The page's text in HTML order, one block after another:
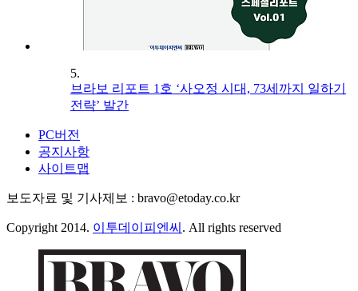
5.
브라보 리포트 1호 ‘사오정 시대, 73세까지 일하기
전략’ 발간
PC버전
공지사항
사이트맵
보도자료 및 기사제보 : bravo@etoday.co.kr
Copyright 2014. 이투데이피엔씨 . All rights reserved